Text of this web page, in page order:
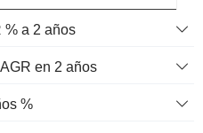
% a 2 años
en 2 años
%